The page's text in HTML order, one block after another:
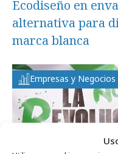
Ecodiseño en
alternativa para
marca blanca
Empresas y Negocios